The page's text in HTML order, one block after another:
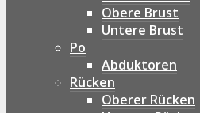
Obere Brust
Untere Brust
Po
Abduktoren
Rücken
Oberer Rücken